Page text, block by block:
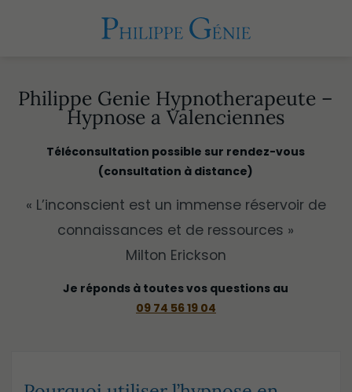
Philippe Genie Hypnotherapeute –
Hypnose a Valenciennes
Téléconsultation possible sur rendez-vous
(consultation à distance)
« L’inconscient est un immense réservoir de
connaissances et de ressources »
Milton Erickson
Je réponds à toutes vos questions au
09 74 56 19 04